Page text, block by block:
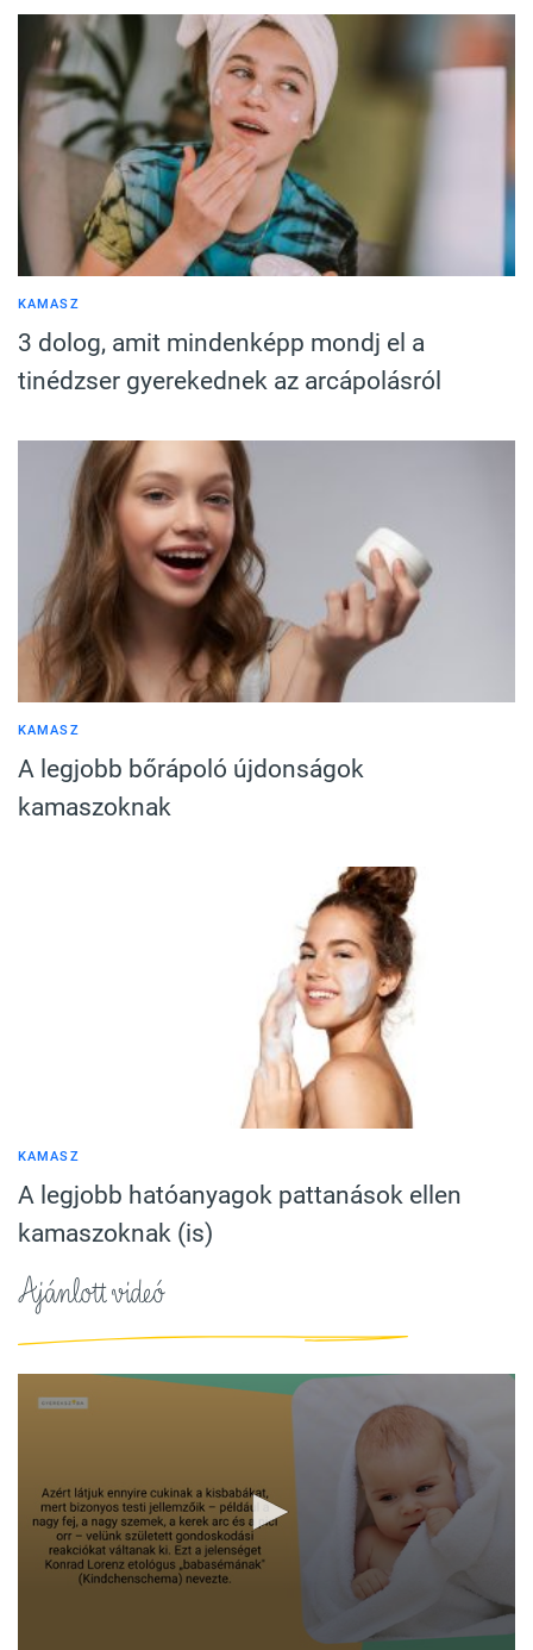
KAMASZ
3 dolog, amit mindenképp mondj el a
tinédzser gyerekednek az arcápolásról
KAMASZ
A legjobb bőrápoló újdonságok
kamaszoknak
KAMASZ
A legjobb hatóanyagok pattanások ellen
kamaszoknak (is)
Ajánlott videó